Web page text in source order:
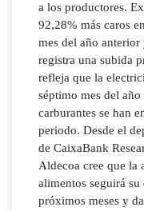
a los productores.
92,28% más caros
mes del año
registra una subida
refleja que la
séptimo mes del
carburantes se han
periodo. Desde el
de CaixaBank
Aldecoa cree que la
alimentos seguirá
próximos meses y